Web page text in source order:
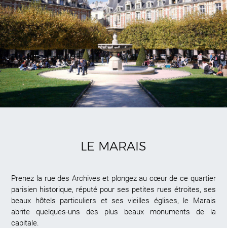
LE MARAIS
Prenez la rue des Archives et plongez au cœur de ce quartier
parisien historique, réputé pour ses petites rues étroites, ses
beaux hôtels particuliers et ses vieilles églises, le Marais
abrite quelques-uns des plus beaux monuments de la
capitale.